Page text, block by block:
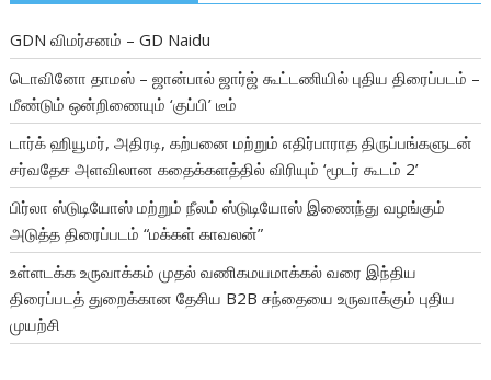
GDN விமர்சனம் – GD Naidu
டொவினோ தாமஸ் – ஜான்பால் ஜார்ஜ் கூட்டணியில் புதிய திரைப்படம் –
மீண்டும் ஒன்றிணையும் ‘குப்பி’ டீம்
டார்க் ஹியூமர், அதிரடி, கற்பனை மற்றும் எதிர்பாராத திருப்பங்களுடன்
சர்வதேச அளவிலான கதைக்களத்தில் விரியும் ‘மூடர் கூடம் 2’
பிர்லா ஸ்டுடியோஸ் மற்றும் நீலம் ஸ்டுடியோஸ் இணைந்து வழங்கும்
அடுத்த திரைப்படம் “மக்கள் காவலன்”
உள்ளடக்க உருவாக்கம் முதல் வணிகமயமாக்கல் வரை இந்திய
திரைப்படத் துறைக்கான தேசிய B2B சந்தையை உருவாக்கும் புதிய
முயற்சி